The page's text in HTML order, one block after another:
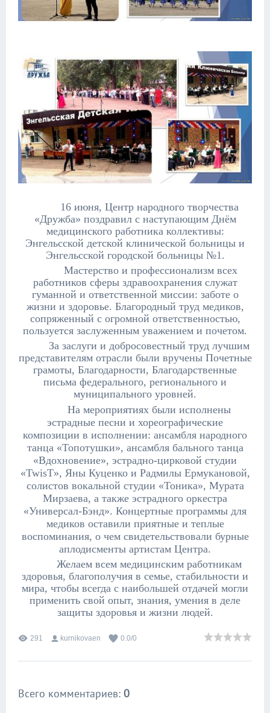
16 июня, Центр народного творчества
«Дружба» поздравил с наступающим Днём
медицинского работника коллективы:
Энгельсской детской клинической больницы и
Энгельсской городской больницы №1 .
Мастерство и профессионализм всех
работников сферы здравоохранения служат
гуманной и ответственной миссии: заботе о
жизни и здоровье. Благородный труд медиков,
сопряженный с огромной ответственностью,
пользуется заслуженным уважением и почетом.
За заслуги и добросовестный труд лучшим
представителям отрасли были вручены Почетные
грамоты, Благодарности, Благодарственные
письма федерального, регионального и
муниципального уровней.
На мероприятиях были исполнены
эстрадные песни и хореографические
композиции в исполнении: ансамбля народного
танца «Топотушки», ансамбля бального танца
«Вдохновение», эстрадно-цирковой студии
«TwisT», Яны Куценко и Радмилы Ермукановой,
солистов вокальной студии «Тоника», Мурата
Мирзаева, а также эстрадного оркестра
«Универсал-Бэнд». Концертные программы для
медиков оставили приятные и теплые
воспоминания, о чем свидетельствовали бурные
аплодисменты артистам Центра.
Желаем всем медицинским работникам
здоровья, благополучия в семье, стабильности и
мира, чтобы всегда с наибольшей отдачей могли
применить свой опыт, знания, умения в деле
защиты здоровья и жизни людей.
291 kurnikovaen 0.0/0
Всего комментариев: 0